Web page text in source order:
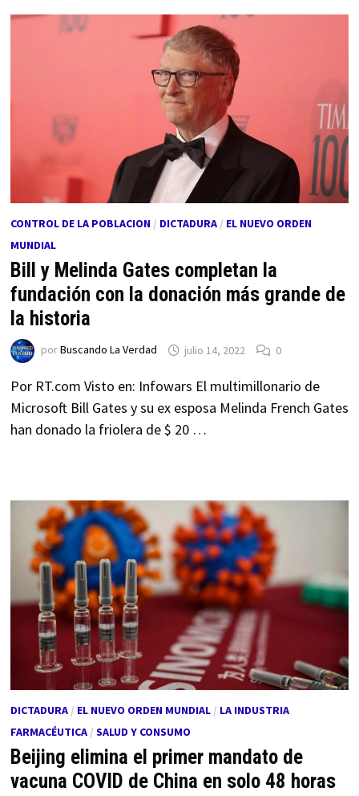
CONTROL DE LA POBLACION/ DICTADURA/ EL NUEVO ORDEN
MUNDIAL
Bill y Melinda Gates completan la
fundación con la donación más grande de
la historia
porBuscando La Verdad julio 14, 2022 0
Por RT.com Visto en: Infowars El multimillonario de
Microsoft Bill Gates y su ex esposa Melinda French Gates
han donado la friolera de $ 20 …
DICTADURA/ EL NUEVO ORDEN MUNDIAL/ LA INDUSTRIA
FARMACÉUTICA/ SALUD Y CONSUMO
Beijing elimina el primer mandato de
vacuna COVID de China en solo 48 horas